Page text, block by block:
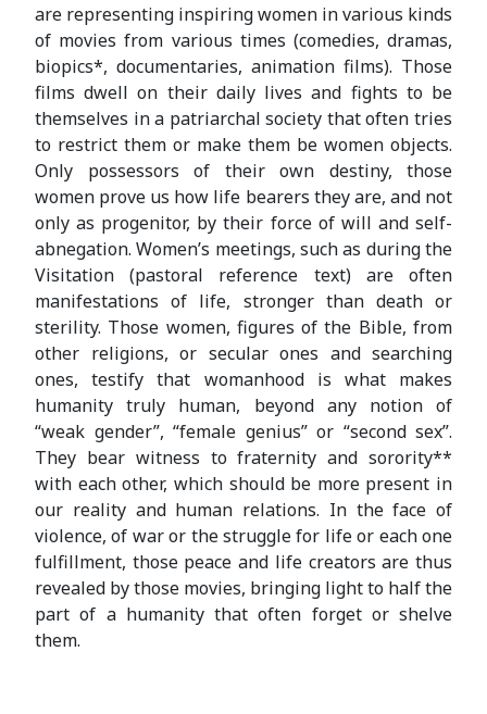
are representing inspiring women in various kinds
of movies from various times (comedies, dramas,
biopics*, documentaries, animation films). Those
films dwell on their daily lives and fights to be
themselves in a patriarchal society that often tries
to restrict them or make them be women objects.
Only possessors of their own destiny, those
women prove us how life bearers they are, and not
only as progenitor, by their force of will and self-
abnegation. Women’s meetings, such as during the
Visitation (pastoral reference text) are often
manifestations of life, stronger than death or
sterility. Those women, figures of the Bible, from
other religions, or secular ones and searching
ones, testify that womanhood is what makes
humanity truly human, beyond any notion of
“weak gender”, “female genius” or “second sex”.
They bear witness to fraternity and sorority**
with each other, which should be more present in
our reality and human relations. In the face of
violence, of war or the struggle for life or each one
fulfillment, those peace and life creators are thus
revealed by those movies, bringing light to half the
part of a humanity that often forget or shelve
them.